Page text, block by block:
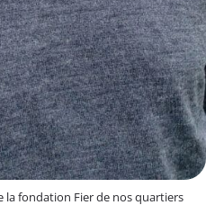
la fondation Fier de nos quartiers